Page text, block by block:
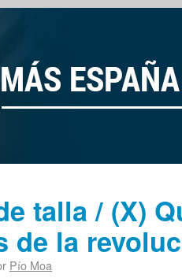
talla / (X)
de la
Pío Moa